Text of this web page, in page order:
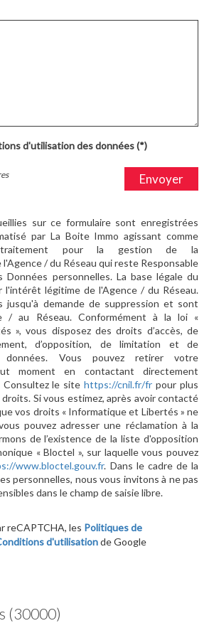
d'utilisation des données (*)
Envoyer
sur ce formulaire sont enregistrées
par La Boite Immo agissant comme
traitement pour la gestion de la
/ du Réseau qui reste Responsable
personnelles. La base légale du
légitime de l'Agence / du Réseau.
jusqu'à demande de suppression et sont
/ au Réseau. Conformément à la loi «
», vous disposez des droits d’accès, de
d’opposition, de limitation et de
Vous pouvez retirer votre
moment en contactant directement
Consultez le sitehttps://cnil.fr/fr pour plus
Si vous estimez, après avoir contacté
vos droits « Informatique et Libertés » ne
pouvez adresser une réclamation à la
de l’existence de la liste d'opposition
« Bloctel », sur laquelle vous pouvez
www.bloctel.gouv.fr. Dans le cadre de la
personnelles, nous vous invitons à ne pas
dans le champ de saisie libre.
reCAPTCHA, les Politiques de
d'utilisationde Google
(30000)